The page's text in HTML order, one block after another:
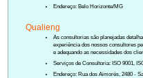
Endereço: Belo Horizonte/MG
Qualieng
As consultorias são planejadas
experiência dos nossos consultores
e adequando as necessidades dos
Serviços de Consultoria: ISO 9001,
Endereço: Rua dos Aimorés, 2480 -